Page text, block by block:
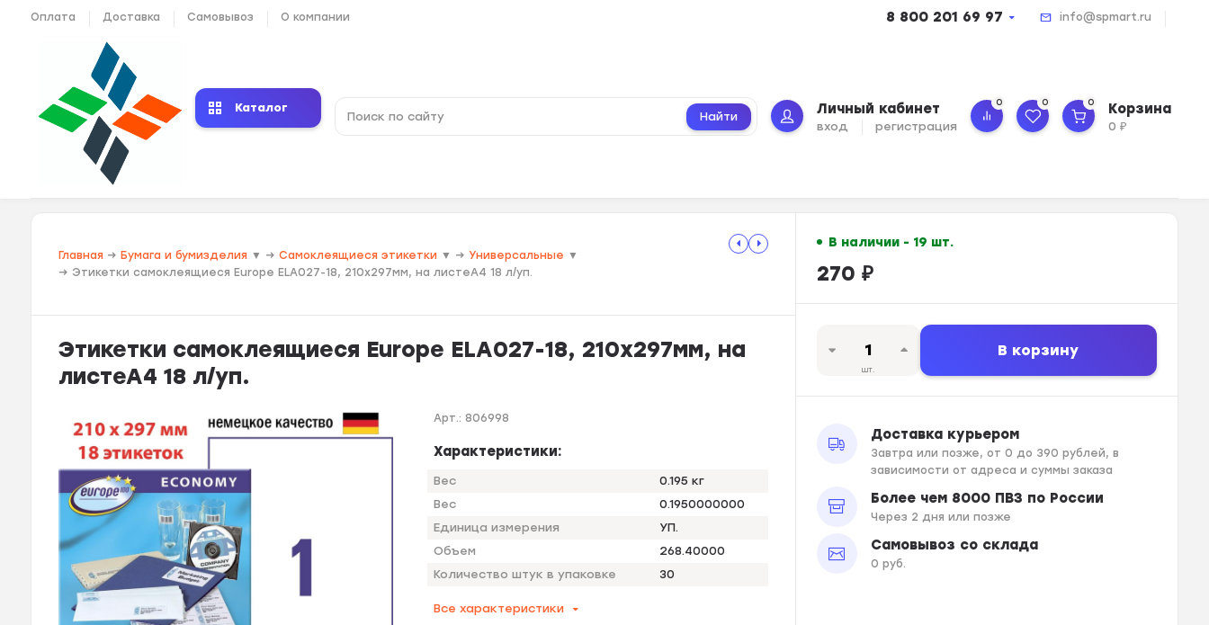
Оплата Доставка Самовывоз О компании 8 800 201 69 97 info@spmart.ru
Каталог
Найти Личный кабинет
вход регистрация
0 0 0 Корзина
0₽
Главная → Бумага и бумизделия ▼ → Самоклеящиеся этикетки ▼ → Универсальные ▼
→ Этикетки самоклеящиеся Europe ELA027-18, 210х297мм, на листеА4 18 л/уп.
Этикетки самоклеящиеся Europe ELA027-18, 210х297мм, на
листеА4 18 л/уп.
Арт.:806998
Характеристики:
Вес
0.195 кг
Вес
0.1950000000
Единица измерения
УП.
Объем
268.40000
Количество штук в упаковке
30
Все характеристики
В наличии - 19 шт.
270 ₽
шт.
В корзину
Доставка курьером
Завтра или позже, от 0 до 390 рублей, в
зависимости от адреса и суммы заказа
Более чем 8000 ПВЗ по России
Через 2 дня или позже
Самовывоз со склада
0 руб.